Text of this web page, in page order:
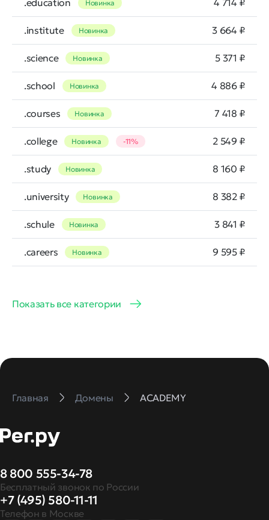
.education Новинка 4 714 ₽
.institute Новинка 3 664 ₽
.science Новинка 5 371 ₽
.school Новинка 4 886 ₽
.courses Новинка 7 418 ₽
.college Новинка -11% 2 549 ₽
.study Новинка 8 160 ₽
.university Новинка 8 382 ₽
.schule Новинка 3 841 ₽
.careers Новинка 9 595 ₽
Показать все категории
Главная Домены ACADEMY
8 800 555-34-78
Бесплатный звонок по России
+7 (495) 580-11-11
Телефон в Москве